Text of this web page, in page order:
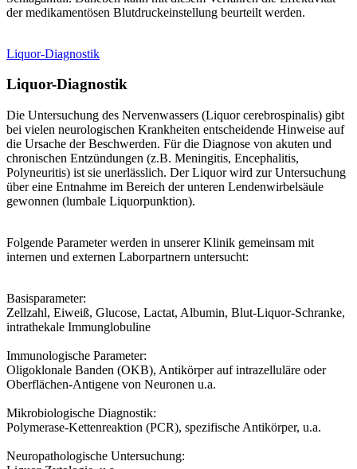
der medikamentösen Blutdruckeinstellung beurteilt werden.
Liquor-Diagnostik
Liquor-Diagnostik
Die Untersuchung des Nervenwassers (Liquor cerebrospinalis) gibt
bei vielen neurologischen Krankheiten entscheidende Hinweise auf
die Ursache der Beschwerden. Für die Diagnose von akuten und
chronischen Entzündungen (z.B. Meningitis, Encephalitis,
Polyneuritis) ist sie unerlässlich. Der Liquor wird zur Untersuchung
über eine Entnahme im Bereich der unteren Lendenwirbelsäule
gewonnen (lumbale Liquorpunktion).
Folgende Parameter werden in unserer Klinik gemeinsam mit
internen und externen Laborpartnern untersucht:
Basisparameter:
Zellzahl, Eiweiß, Glucose, Lactat, Albumin, Blut-Liquor-Schranke,
intrathekale Immunglobuline
Immunologische Parameter:
Oligoklonale Banden (OKB), Antikörper auf intrazelluläre oder
Oberflächen-Antigene von Neuronen u.a.
Mikrobiologische Diagnostik:
Polymerase-Kettenreaktion (PCR), spezifische Antikörper, u.a.
Neuropathologische Untersuchung: